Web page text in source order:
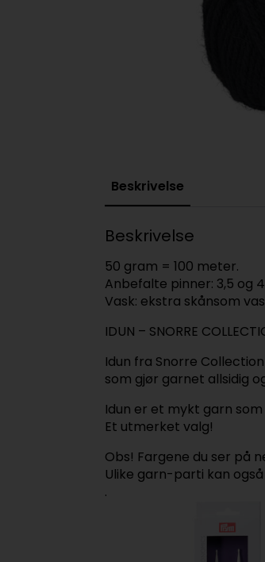
Beskrivelse
Beskrivelse
50 gram = 100 meter.
Anbefalte pinner: 3,5 og
Vask: ekstra skånsom
IDUN – SNORRE
Idun fra Snorre
som gjør garnet allsidig
Idun er et mykt garn
Et utmerket valg!
Obs! Fargene du ser på
Ulike garn-parti kan
.